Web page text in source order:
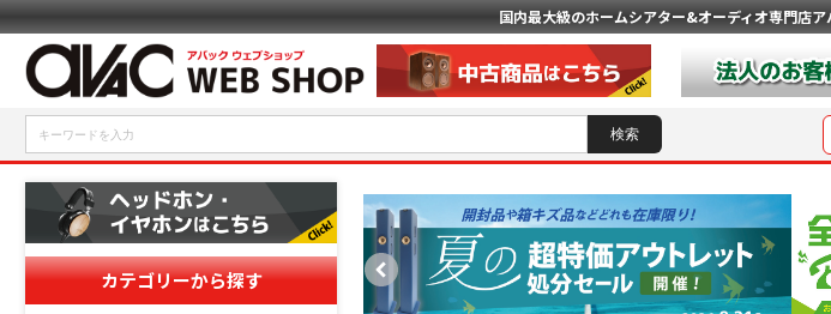
国内最大級のホームシアター&オーディオ専門店ア
カテゴリーから探す